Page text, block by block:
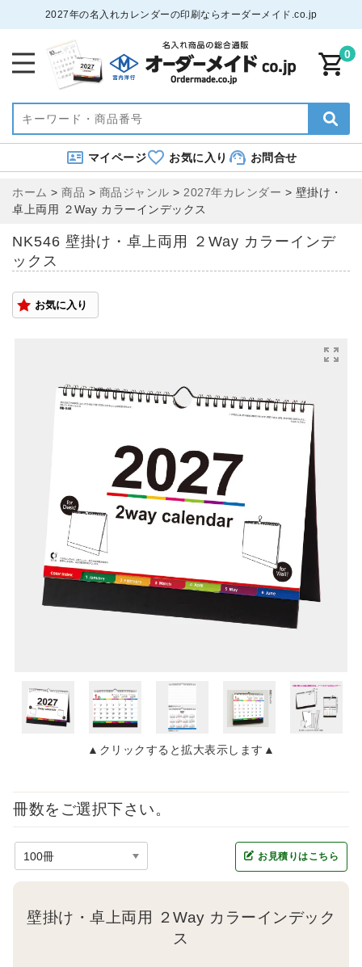
2027年の名入れカレンダーの印刷ならオーダーメイド.co.jp
0
マイページ お気に入り お問合せ
ホーム > 商品 > 商品ジャンル > 2027年カレンダー > 壁掛け・
卓上両用 ２Way カラーインデックス
NK546 壁掛け・卓上両用 ２Way カラーインデ
ックス
お気に入り
▲クリックすると拡大表示します▲
冊数をご選択下さい。
お見積りはこちら
壁掛け・卓上両用 ２Way カラーインデック
ス